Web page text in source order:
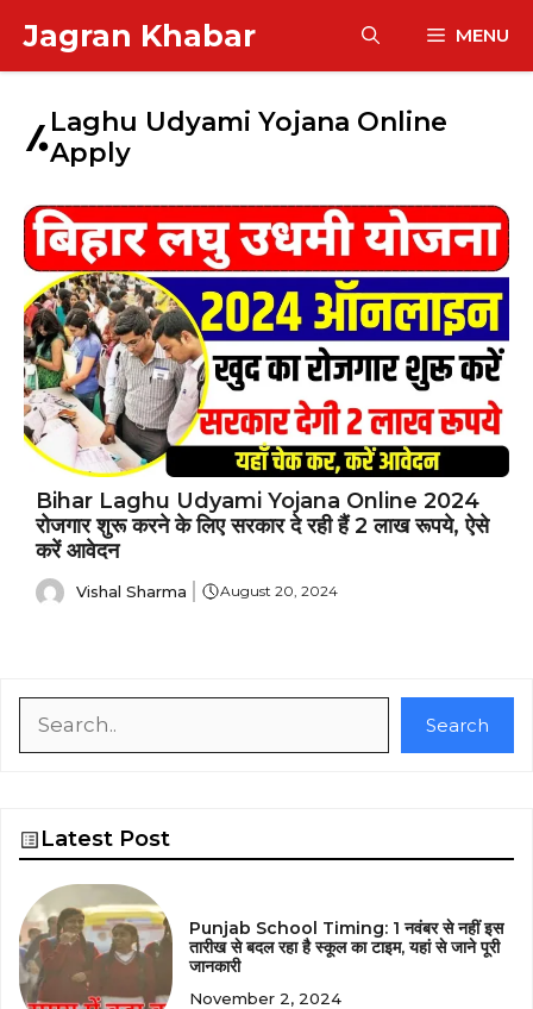
content
Jagran Khabar MENU
Laghu Udyami Yojana Online
Apply
Bihar Laghu Udyami Yojana Online 2024
रोजगार शुरू करने के लिए सरकार दे रही हैं 2 लाख रूपये, ऐसे
करें आवेदन
Vishal Sharma August 20, 2024
Search
Latest Post
Punjab School Timing: 1 नवंबर से नहीं इस
तारीख से बदल रहा है स्कूल का टाइम, यहां से जाने पूरी
जानकारी
November 2, 2024